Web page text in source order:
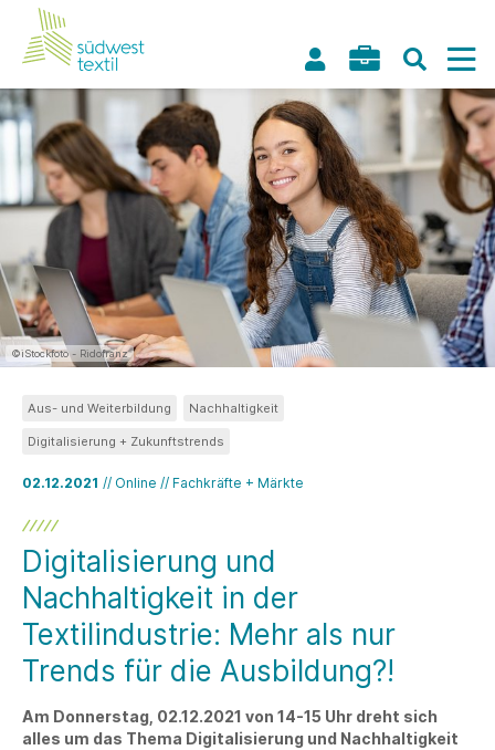
©iStockfoto - Ridofranz
02.12.2021 // Online // Fachkräfte + Märkte
Aus- und Weiterbildung Nachhaltigkeit
Digitalisierung + Zukunftstrends
Digitalisierung und
Nachhaltigkeit in der
Textilindustrie: Mehr als nur
Trends für die Ausbildung?!
Am Donnerstag, 02.12.2021 von 14-15 Uhr dreht sich
alles um das Thema Digitalisierung und Nachhaltigkeit